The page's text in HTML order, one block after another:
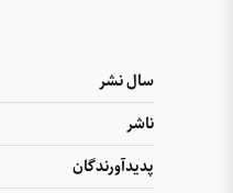
سال نشر
ناشر
پدیدآورندگان